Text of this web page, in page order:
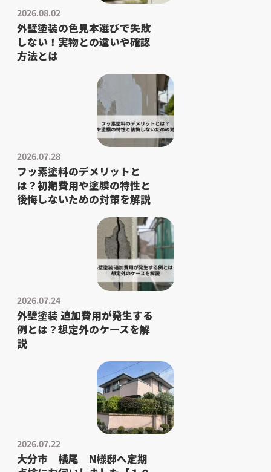
2026.08.02
外壁塗装の色見本選びで失敗
しない！実物との違いや確認
方法とは
2026.07.28
フッ素塗料のデメリットと
は？初期費用や塗膜の特性と
後悔しないための対策を解説
2026.07.24
外壁塗装 追加費用が発生する
例とは？想定外のケースを解
説
2026.07.22
大分市 横尾 N様邸へ定期